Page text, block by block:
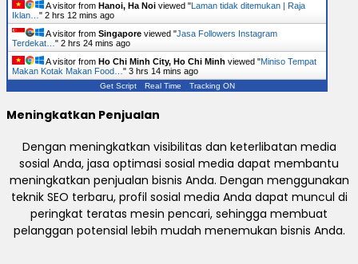
A visitor from Hanoi, Ha Noi viewed " Laman tidak ditemukan | Raja
Iklan… " 2 hrs 12 mins ago
A visitor from Singapore viewed "Jasa Followers Instagram
Terdekat… " 2 hrs 24 mins ago
A visitor from Ho Chi Minh City, Ho Chi Minh viewed "Miniso Tempat
Makan Kotak Makan Food… " 3 hrs 14 mins ago
Get Script Real Time Tracking ON
Meningkatkan Penjualan
Dengan meningkatkan visibilitas dan keterlibatan media
sosial Anda, jasa optimasi sosial media dapat membantu
meningkatkan penjualan bisnis Anda. Dengan menggunakan
teknik SEO terbaru, profil sosial media Anda dapat muncul di
peringkat teratas mesin pencari, sehingga membuat
pelanggan potensial lebih mudah menemukan bisnis Anda.